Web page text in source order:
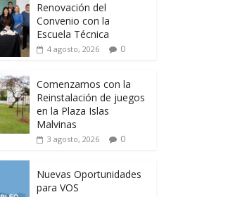
Renovación del
Convenio con la
Escuela Técnica
4 agosto, 2026 0
Comenzamos con la
Reinstalación de juegos
en la Plaza Islas
Malvinas
3 agosto, 2026 0
Nuevas Oportunidades
para VOS